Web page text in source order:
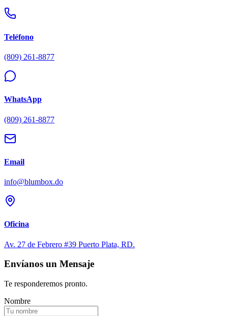
Teléfono
(809) 261-8877
WhatsApp
(809) 261-8877
Email
info@blumbox.do
Oficina
Av. 27 de Febrero #39 Puerto Plata, RD.
Envíanos un Mensaje
Te responderemos pronto.
Nombre